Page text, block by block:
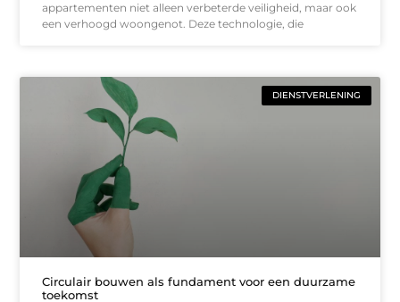
appartementen niet alleen verbeterde veiligheid, maar ook
een verhoogd woongenot. Deze technologie, die
DIENSTVERLENING
Circulair bouwen als fundament voor een duurzame
toekomst